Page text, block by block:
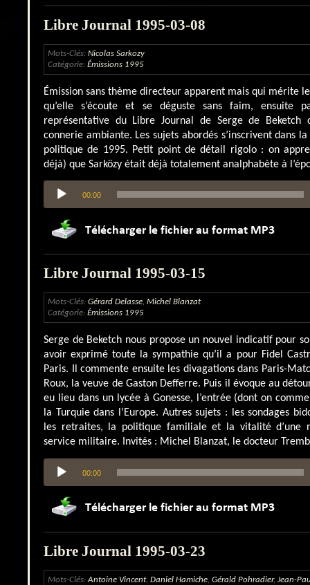
Libre Journal 1995-03-08
Mots-Clés: Nicolas Sarkozy
Catégorie: Émissions 1995
Émission sans thème directeur apparent mais qui mérite
qu’elle s’écoute et se déguste sans faim, ensuite
représentative du Libre Journal de Serge de
connerie ambiante. Les sujets abordés s’inscrivent dans
politique de 1995. Petit point de détail rigolo : on
déjà) que Sarközy était déjà totalement analphabète à
audio
00:00
Libre Journal 1995-03-15
Mots-Clés: Gérard Delasse, Michel Blanzat
Catégorie: Émissions 1995
Serge de Beketch nous propose un nouvel indicatif pour
avoir exprimé toute la sympathie qu’il a pour Fidel
Paris. Il commente ensuite les divagations dans Paris-
Roux, la veuve de Gaston Defferre. Puis il évoque au
eu lieu dans un lycée à Gonesse, l’entrée (dont on
la Turquie dans l’Europe. Autres sujets : les sondages
les retraites, la politique familiale et la vitalité d’une
service militaire. Invités : Michel Blanzat, le docteur
Lecteur
audio
00:00
Libre Journal 1995-03-23
Mots-Clés:Antoine Vincent, Daniel Hamiche, Gérald Pohradier, Jean-